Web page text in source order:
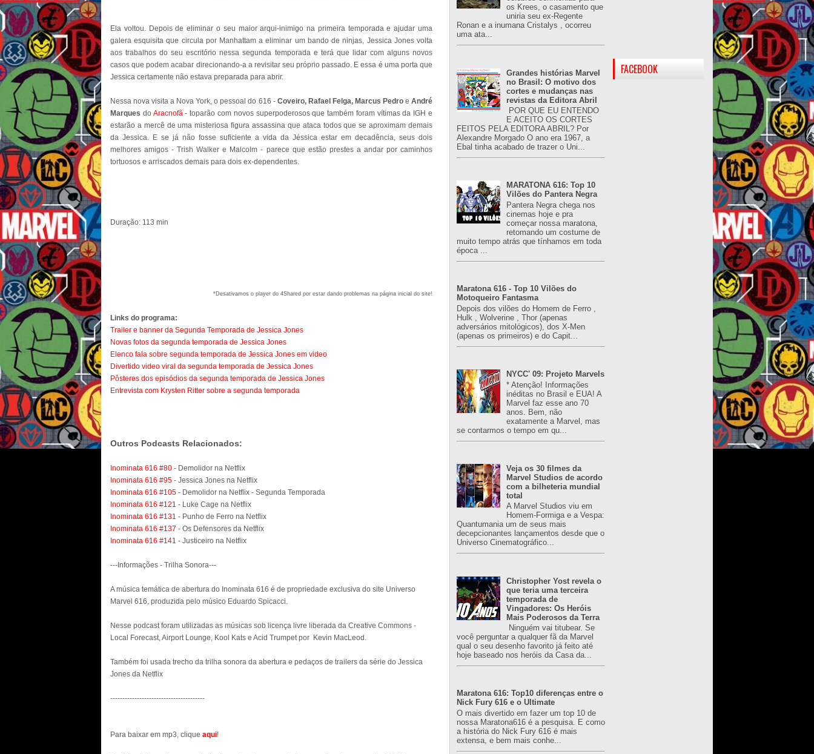
Ela voltou. Depois de eliminar o seu maior arqui-inimigo na primeira temporada e ajudar uma
galera esquisita que circula por Manhattam a eliminar um bando de ninjas, Jessica Jones volta
aos trabalhos do seu escritório nessa segunda temporada e terá que lidar com alguns novos
casos que podem acabar direcionando-a a revisitar seu próprio passado. E essa é uma porta que
Jessica certamente não estava preparada para abrir.
Nessa nova visita a Nova York, o pessoal do 616 - Coveiro, Rafael Felga, Marcus Pedro eAndré
Marques do Aracnofã- toparão com novos superpoderosos que também foram vítimas da IGH e
estarão a mercê de uma misteriosa figura assassina que ataca todos que se aproximam demais
da Jessica. E se já não fosse suficiente a vida da Jéssica estar em decadência, seus dois
melhores amigos - Trish Walker e Malcolm - parece que estão prestes a andar por caminhos
tortuosos e arriscados demais para dois ex-dependentes.
Duração: 113 min
*Desativamos o player do 4Shared por estar dando problemas na página inicial do site!
Links do programa:
Trailer e banner da Segunda Temporada de Jessica Jones
Novas fotos da segunda temporada de Jessica Jones
Elenco fala sobre segunda temporada de Jessica Jones em video
Divertido video viral da segunda temporada de Jessica Jones
Pôsteres dos episódios da segunda temporada de Jessica Jones
Entrevista com Krysten Ritter sobre a segunda temporada
Outros Podcasts Relacionados:
Inominata 616 #80 - Demolidor na Netflix
Inominata 616 #95 - Jessica Jones na Netflix
Inominata 616 #105 - Demolidor na Netflix - Segunda Temporada
Inominata 616 #121 - Luke Cage na Netflix
Inominata 616 #131 - Punho de Ferro na Netflix
Inominata 616 #137 - Os Defensores da Netflix
Inominata 616 #141 - Justiceiro na Netflix
---Informações - Trilha Sonora---
A música temática de abertura do Inominata 616 é de propriedade exclusiva do site Universo
Marvel 616, produzida pelo músico Eduardo Spicacci.
Nesse podcast foram utilizadas as músicas sob licença livre liberada da Creative Commons -
Local Forecast, Airport Lounge, Kool Kats e Acid Trumpet por Kevin MacLeod.
Também foi usada trecho da trilha sonora da abertura e pedaços de trailers da série do Jessica
Jones da Netflix
---------------------------------------
Para baixar em mp3, clique aqui!
os Krees, o casamento que
uniria seu ex-Regente
Ronan e a inumana Cristalys , ocorreu
uma ata...
Grandes histórias Marvel
no Brasil: O motivo dos
cortes e mudanças nas
revistas da Editora Abril
POR QUE EU ENTENDO
E ACEITO OS CORTES
FEITOS PELA EDITORA ABRIL? Por
Alexandre Morgado O ano era 1967, a
Ebal tinha acabado de trazer o Uni...
MARATONA 616: Top 10
Vilões do Pantera Negra
Pantera Negra chega nos
cinemas hoje e pra
começar nossa maratona,
retomando um costume de
muito tempo atrás que tínhamos em toda
época ...
Maratona 616 - Top 10 Vilões do
Motoqueiro Fantasma
Depois dos vilões do Homem de Ferro ,
Hulk , Wolverine , Thor (apenas
adversários mitológicos), dos X-Men
(apenas os primeiros) e do Capit...
NYCC' 09: Projeto Marvels
* Atenção! Informações
inéditas no Brasil e EUA! A
Marvel faz esse ano 70
anos. Bem, não
exatamente a Marvel, mas
se contarmos o tempo em qu...
Veja os 30 filmes da
Marvel Studios de acordo
com a bilheteria mundial
total
A Marvel Studios viu em
Homem-Formiga e a Vespa:
Quantumania um de seus mais
decepcionantes lançamentos desde que o
Universo Cinematográfico...
Christopher Yost revela o
que teria uma terceira
temporada de
Vingadores: Os Heróis
Mais Poderosos da Terra
Ninguém vai titubear. Se
você perguntar a qualquer fã da Marvel
qual o seu desenho favorito já feito até
hoje baseado nos heróis da Casa da...
Maratona 616: Top10 diferenças entre o
Nick Fury 616 e o Ultimate
O mais divertido em fazer um top 10 de
nossa Maratona616 é a pesquisa. E como
a história do Nick Fury 616 é mais
extensa, e bem mais conhe...
FACEBOOK